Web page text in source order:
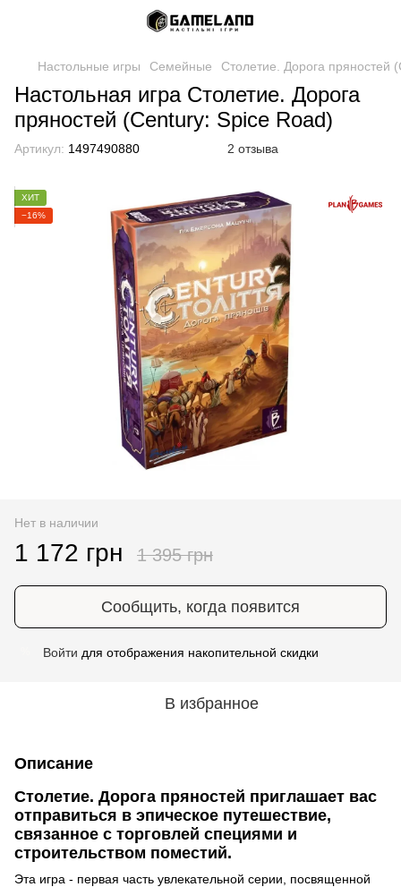
Настольные игры Семейные Столетие. Дорога пряностей
Настольная игра Столетие. Дорога
пряностей (Century: Spice Road)
Артикул: 1497490880 2 отзыва
ХИТ
−16%
Нет в наличии
1 172 грн 1 395 грн
Сообщить, когда появится
Войти для отображения накопительной скидки
В избранное
Описание
Столетие. Дорога пряностей приглашает вас
отправиться в эпическое путешествие,
связанное с торговлей специями и
строительством поместий.
Эта игра - первая часть увлекательной серии, посвященной